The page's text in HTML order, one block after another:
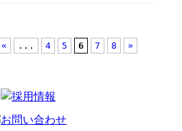
« ... 4 5 6 7 8 »